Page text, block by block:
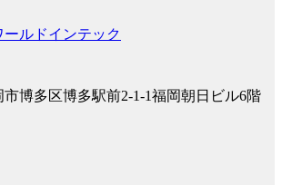
ルドインテック
博多区博多駅前2-1-1福岡朝日ビル6階